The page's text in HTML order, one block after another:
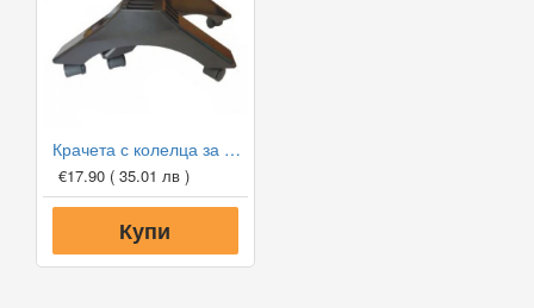
Крачета с колелца за конвектори Eldom Galant
€17.90 ( 35.01 лв )
Купи